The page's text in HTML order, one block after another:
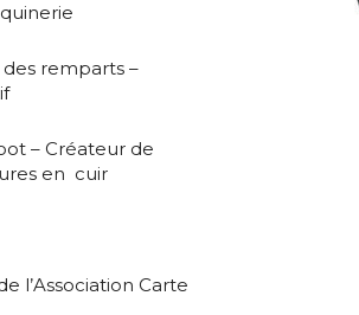
des remparts –
– Créateur de
en cuir
l’Association Carte